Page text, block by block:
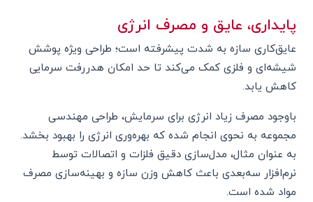
پایداری، عایق و مصرف انرژی
عایق‌کاری سازه به شدت پیشرفته است؛ طراحی ویژه پوشش
شیشه‌ای و فلزی کمک می‌کند تا حد امکان هدررفت سرمایی
کاهش یابد.
باوجود مصرف زیاد انرژی برای سرمایش، طراحی مهندسی
مجموعه به نحوی انجام شده که بهره‌وری انرژی را بهبود بخشد.
به عنوان مثال، مدل‌سازی دقیق فلزات و اتصالات توسط
نرم‌افزار سه‌بعدی باعث کاهش وزن سازه و بهینه‌سازی مصرف
مواد شده است.